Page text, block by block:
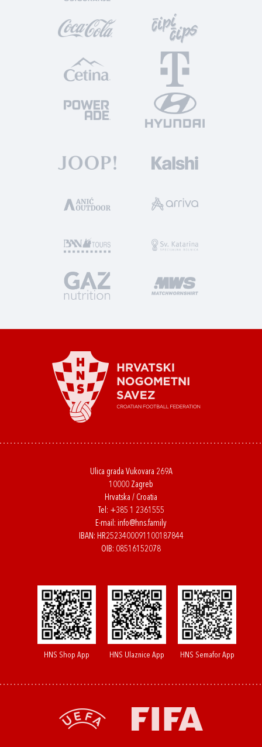
Ulica grada Vukovara 269A
10000 Zagreb
Hrvatska / Croatia
Tel: +385 1 2361555
E-mail: info@hns.family
IBAN: HR2523400091100187844
OIB: 08516152078
HNS Shop App HNS Ulaznice App HNS Semafor App